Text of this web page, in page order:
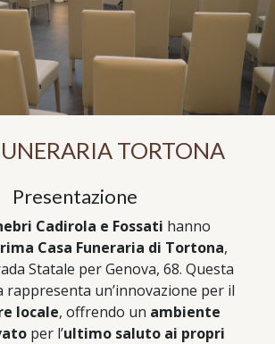
TORTONA
Presentazione
Cadirola e Fossati hanno
Casa Funeraria di Tortona,
Statale per Genova, 68. Questa
un’innovazione per il
locale, offrendo un ambiente
per l’ultimo saluto ai propri